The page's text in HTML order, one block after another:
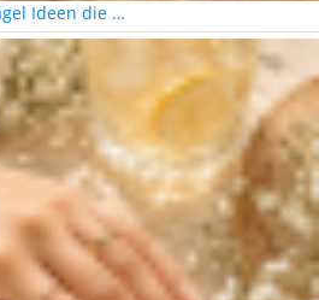
Ideen die …